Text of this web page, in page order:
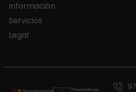
Información
Servicios
Legal